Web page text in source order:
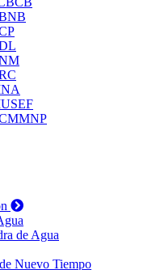
de Agua
Nuevo Tiempo